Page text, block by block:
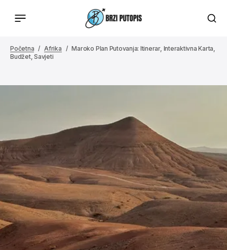
Početna Afrika
Maroko Plan Putovanja: Itinerar, Interaktivna Karta,
Budžet, Savjeti